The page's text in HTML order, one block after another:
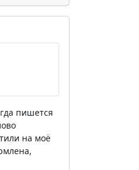
пишется
на моё